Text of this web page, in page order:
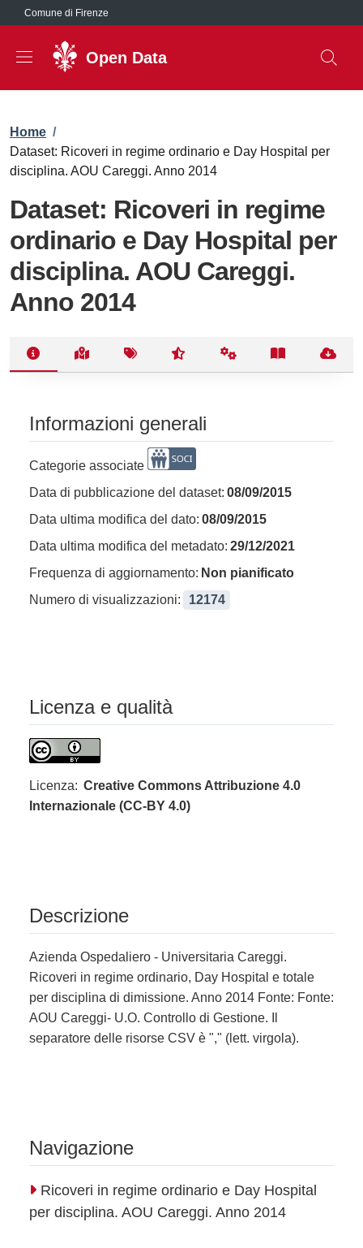
Salta al contenuto principale
Comune di Firenze
Open Data
Briciole di pane
Home /
Dataset: Ricoveri in regime ordinario e Day Hospital per
disciplina. AOU Careggi. Anno 2014
Dataset: Ricoveri in regime
ordinario e Day Hospital per
disciplina. AOU Careggi.
Anno 2014
Informazioni generali
Categorie associate
Data di pubblicazione del dataset: 08/09/2015
Data ultima modifica del dato: 08/09/2015
Data ultima modifica del metadato: 29/12/2021
Frequenza di aggiornamento: Non pianificato
Numero di visualizzazioni:
12174
Licenza e qualità
Licenza: Creative Commons Attribuzione 4.0
Internazionale (CC-BY 4.0)
Descrizione
Azienda Ospedaliero - Universitaria Careggi.
Ricoveri in regime ordinario, Day Hospital e totale
per disciplina di dimissione. Anno 2014 Fonte: Fonte:
AOU Careggi- U.O. Controllo di Gestione. Il
separatore delle risorse CSV è "," (lett. virgola).
Navigazione
Ricoveri in regime ordinario e Day Hospital
per disciplina. AOU Careggi. Anno 2014